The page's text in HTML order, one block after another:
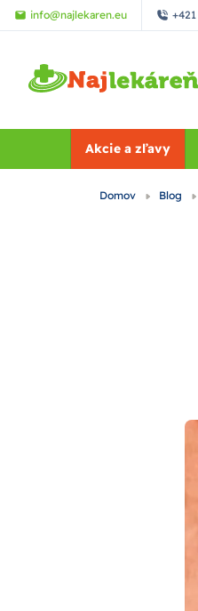
Preskočiť na hlavný obsah
info@najlekaren.eu
Akcie a zľavy
Domov Blog